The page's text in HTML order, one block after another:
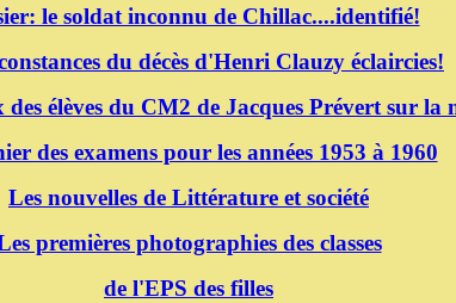
le soldat inconnu de Chillac....identifié!
du décès d'Henri Clauzy éclaircies!
élèves du CM2 de Jacques Prévert sur
des examens pour les années 1953 à 1960
Les nouvelles de Littérature et société
premières photographies des classes
de l'EPS des filles